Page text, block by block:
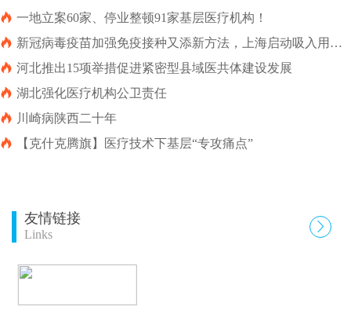
 一地立案60家、停业整顿91家基层医疗机构！
 新冠病毒疫苗加强免疫接种又添新方法，上海启动吸入用重
组新冠病毒疫苗（5型腺病毒载体）加强免疫接种
 河北推出15项举措促进紧密型县域医共体建设发展
 湖北强化医疗机构公卫责任
 川崎病陕西二十年

【克什克腾旗】医疗技术下基层“专攻痛点”
友情链接
Links
